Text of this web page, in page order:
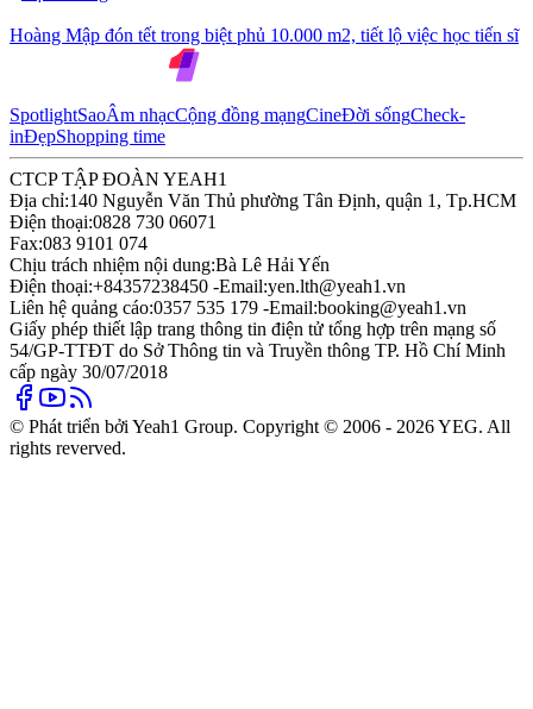
Hoàng Mập đón tết trong biệt phủ 10.000 m2, tiết lộ việc học tiến sĩ
SpotlightSaoÂm nhạcCộng đồng mạngCineĐời sốngCheck-
inĐẹpShopping time
CTCP TẬP ĐOÀN YEAH1
Địa chỉ:140 Nguyễn Văn Thủ phường Tân Định, quận 1, Tp.HCM
Điện thoại:0828 730 06071
Fax:083 9101 074
Chịu trách nhiệm nội dung:Bà Lê Hải Yến
Điện thoại:+84357238450 -Email:yen.lth@yeah1.vn
Liên hệ quảng cáo:0357 535 179 -Email:booking@yeah1.vn
Giấy phép thiết lập trang thông tin điện tử tổng hợp trên mạng số
54/GP-TTĐT do Sở Thông tin và Truyền thông TP. Hồ Chí Minh
cấp ngày 30/07/2018
© Phát triển bởi Yeah1 Group. Copyright © 2006 - 2026 YEG. All
rights reverved.